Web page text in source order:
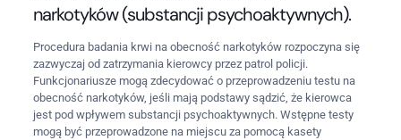
narkotyków (substancji psychoaktywnych).
Procedura badania krwi na obecność narkotyków rozpoczyna się
zazwyczaj od zatrzymania kierowcy przez patrol policji.
Funkcjonariusze mogą zdecydować o przeprowadzeniu testu na
obecność narkotyków, jeśli mają podstawy sądzić, że kierowca
jest pod wpływem substancji psychoaktywnych. Wstępne testy
mogą być przeprowadzone na miejscu za pomocą kasety